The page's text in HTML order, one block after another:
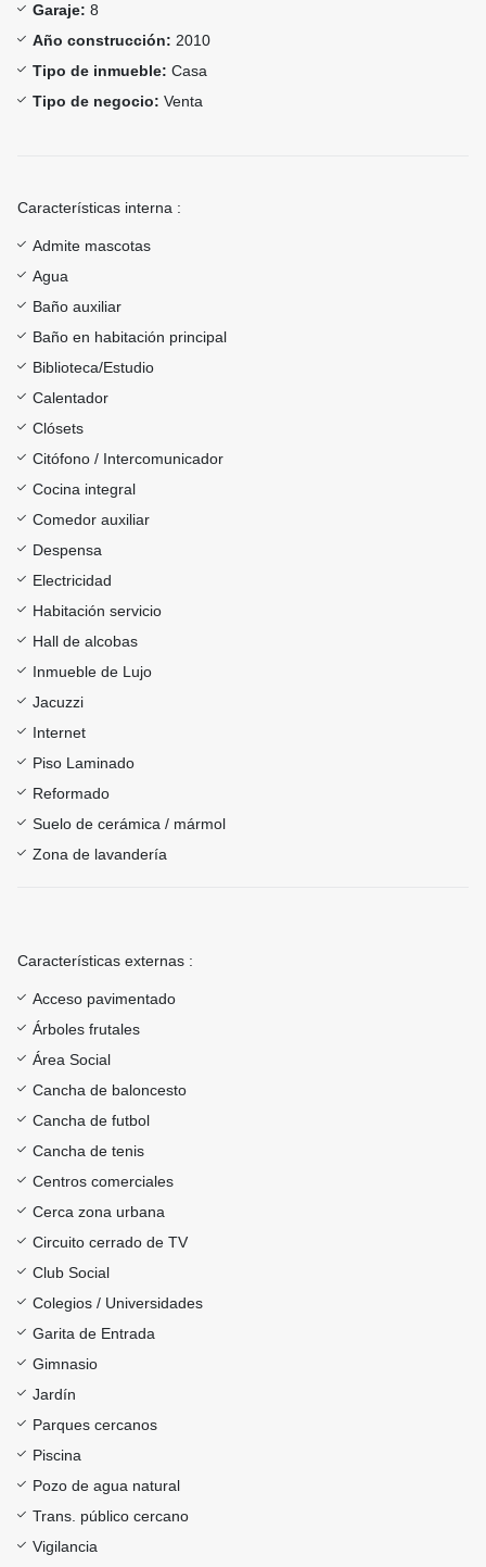
Garaje: 8
Año construcción: 2010
Tipo de inmueble: Casa
Tipo de negocio: Venta
Características interna :
Admite mascotas
Agua
Baño auxiliar
Baño en habitación principal
Biblioteca/Estudio
Calentador
Clósets
Citófono / Intercomunicador
Cocina integral
Comedor auxiliar
Despensa
Electricidad
Habitación servicio
Hall de alcobas
Inmueble de Lujo
Jacuzzi
Internet
Piso Laminado
Reformado
Suelo de cerámica / mármol
Zona de lavandería
Características externas :
Acceso pavimentado
Árboles frutales
Área Social
Cancha de baloncesto
Cancha de futbol
Cancha de tenis
Centros comerciales
Cerca zona urbana
Circuito cerrado de TV
Club Social
Colegios / Universidades
Garita de Entrada
Gimnasio
Jardín
Parques cercanos
Piscina
Pozo de agua natural
Trans. público cercano
Vigilancia